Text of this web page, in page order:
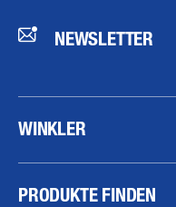
NEWSLETTER
WINKLER
PRODUKTE FINDEN